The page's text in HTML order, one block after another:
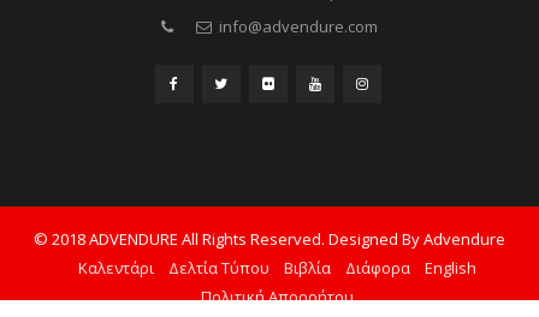
info@advendure.com
© 2018 ADVENDURE All Rights Reserved. Designed By Advendure
Καλεντάρι
Δελτία Τύπου Βιβλία Διάφορα
English
Πολιτική Απορρήτου